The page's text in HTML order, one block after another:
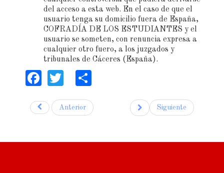
del acceso a esta web. En el caso de que el
usuario tenga su domicilio fuera de España,
COFRADÍA DE LOS ESTUDIANTES y el
usuario se someten, con renuncia expresa a
cualquier otro fuero, a los juzgados y
tribunales de Cáceres (España).
Facebook
Twitter
Anterior Siguiente